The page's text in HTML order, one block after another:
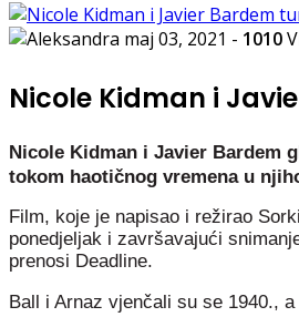
maj 03, 2021 - 1010
Nicole Kidman i
Nicole Kidman i Javier Bardem
tokom haotičnog vremena u
Film, koje je napisao i režirao
ponedjeljak i završavajući
prenosi Deadline.
Ball i Arnaz vjenčali su se 1940.,